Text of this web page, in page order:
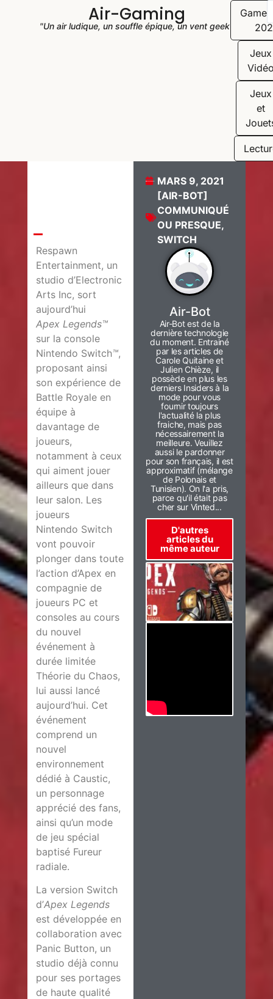
Air-Gaming
"Un air ludique, un souffle épique, un vent geek"
Jeux
Jeux
et
Respawn
Entertainment, un
studio d’Electronic
Arts Inc, sort
aujourd’hui
Apex Legends™
sur la console
Nintendo Switch™,
proposant ainsi
son expérience de
Battle Royale en
équipe à
davantage de
joueurs,
notamment à ceux
qui aiment jouer
ailleurs que dans
leur salon. Les
joueurs
Nintendo Switch
vont pouvoir
plonger dans toute
l’action d’Apex en
compagnie de
joueurs PC et
consoles au cours
du nouvel
événement à
durée limitée
Théorie du Chaos,
lui aussi lancé
aujourd’hui. Cet
événement
comprend un
nouvel
environnement
dédié à Caustic,
un personnage
apprécié des fans,
ainsi qu’un mode
de jeu spécial
baptisé Fureur
radiale.
La version Switch
d’Apex Legends
est développée en
collaboration avec
Panic Button, un
studio déjà connu
pour ses portages
de haute qualité
MARS 9, 2021
[AIR-BOT]
COMMUNIQUÉ
OU PRESQUE,
SWITCH
Air-Bot
Air-Bot est de la
dernière technologie
du moment. Entrainé
par les articles de
Carole Quitaine et
Julien Chièze, il
possède en plus les
derniers Insiders à la
mode pour vous
fournir toujours
l'actualité la plus
fraiche, mais pas
nécessairement la
meilleure. Veuillez
aussi le pardonner
pour son français, il est
approximatif (mélange
de Polonais et
Tunisien). On l'a pris,
parce qu'il était pas
cher sur Vinted...
D'autres
articles du
même auteur